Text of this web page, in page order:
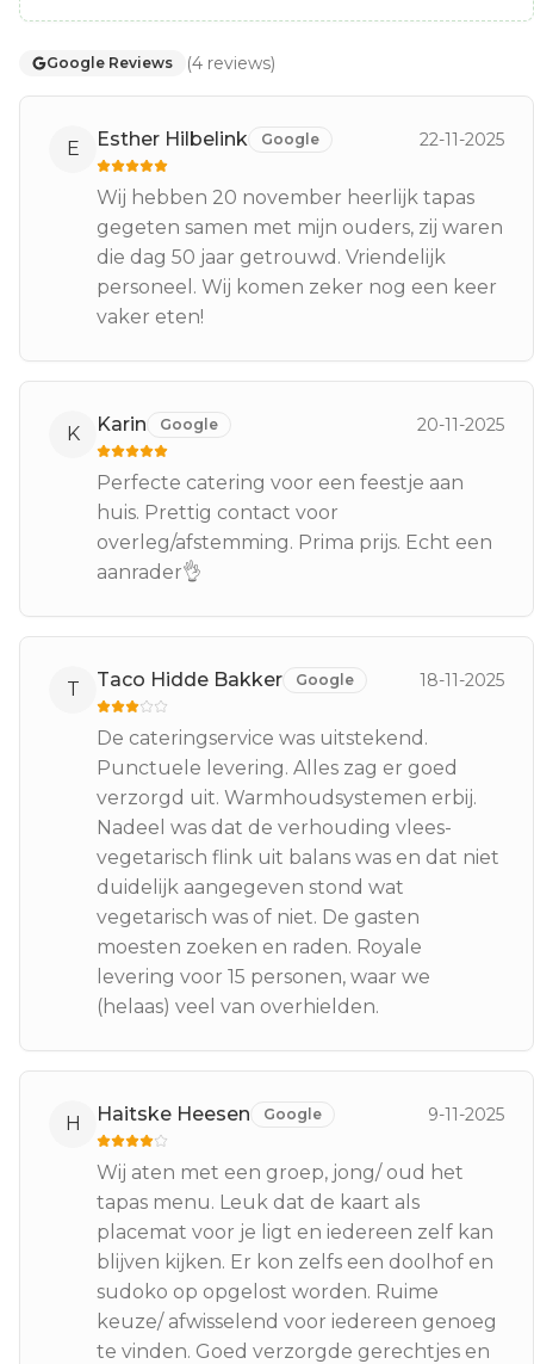
Google Reviews (4 reviews)
E Esther Hilbelink Google 22-11-2025
Wij hebben 20 november heerlijk tapas
gegeten samen met mijn ouders, zij waren
die dag 50 jaar getrouwd. Vriendelijk
personeel. Wij komen zeker nog een keer
vaker eten!
K Karin Google 20-11-2025
Perfecte catering voor een feestje aan
huis. Prettig contact voor
overleg/afstemming. Prima prijs. Echt een
aanrader👌
T Taco Hidde Bakker Google 18-11-2025
De cateringservice was uitstekend.
Punctuele levering. Alles zag er goed
verzorgd uit. Warmhoudsystemen erbij.
Nadeel was dat de verhouding vlees-
vegetarisch flink uit balans was en dat niet
duidelijk aangegeven stond wat
vegetarisch was of niet. De gasten
moesten zoeken en raden. Royale
levering voor 15 personen, waar we
(helaas) veel van overhielden.
H Haitske Heesen Google 9-11-2025
Wij aten met een groep, jong/ oud het
tapas menu. Leuk dat de kaart als
placemat voor je ligt en iedereen zelf kan
blijven kijken. Er kon zelfs een doolhof en
sudoko op opgelost worden. Ruime
keuze/ afwisselend voor iedereen genoeg
te vinden. Goed verzorgde gerechtjes en